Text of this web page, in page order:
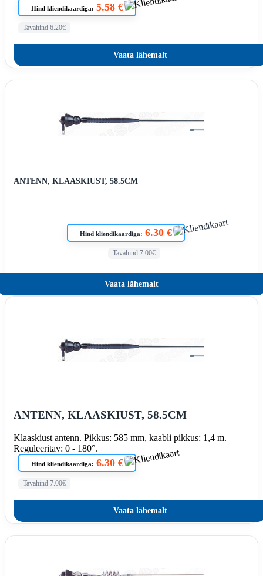
Hind kliendikaardiga: 5.58 €
Tavahind 6.20€
Vaata lähemalt
ANTENN, KLAASKIUST, 58.5CM
Hind kliendikaardiga: 6.30 €
Tavahind 7.00€
Vaata lähemalt
ANTENN, KLAASKIUST, 58.5CM
Klaaskiust antenn. Pikkus: 585 mm, kaabli pikkus: 1,4 m.
Reguleeritav: 0 - 180°.
Hind kliendikaardiga: 6.30 €
Tavahind 7.00€
Vaata lähemalt